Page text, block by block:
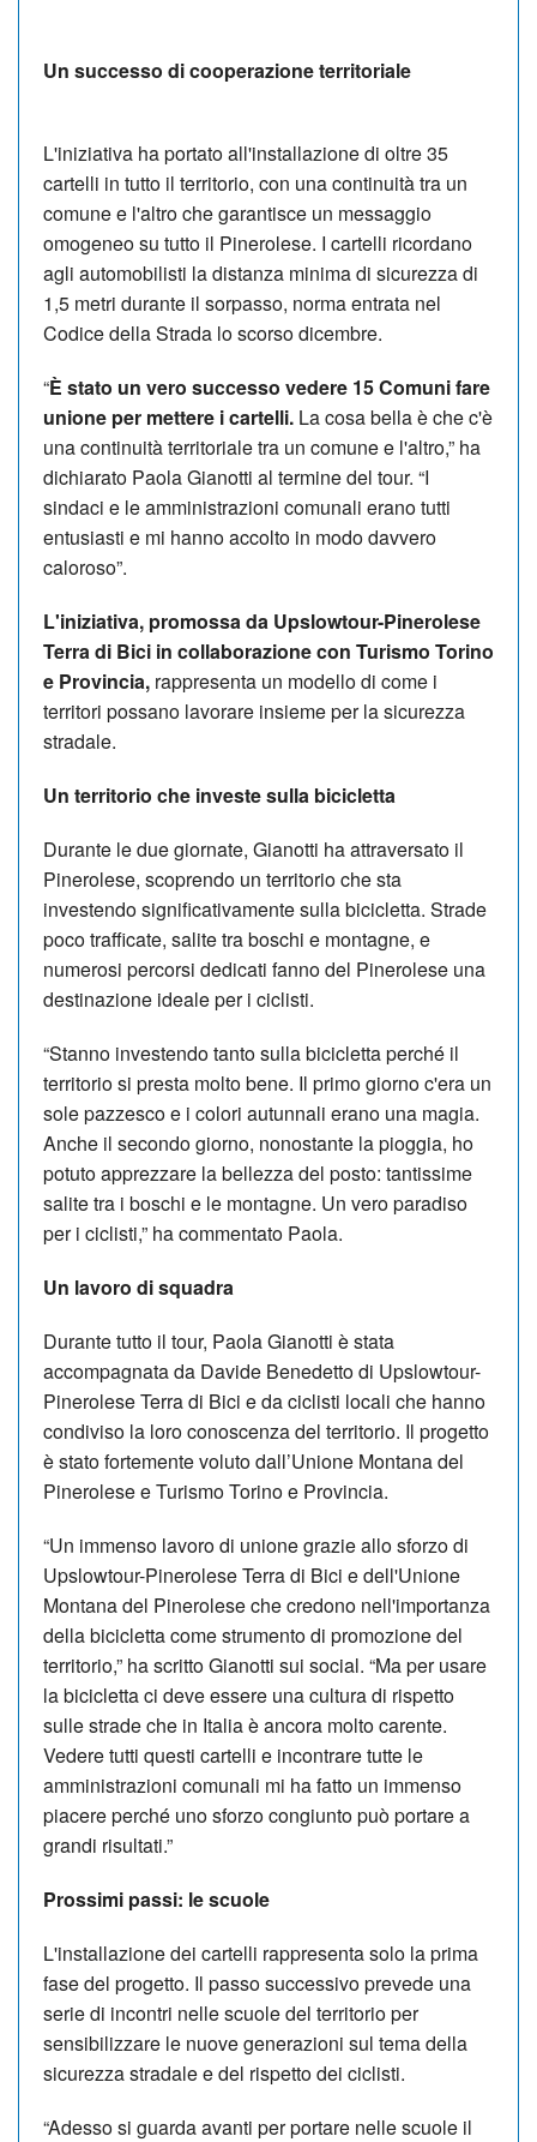
Un successo di cooperazione territoriale
L'iniziativa ha portato all'installazione di oltre 35
cartelli in tutto il territorio, con una continuità tra un
comune e l'altro che garantisce un messaggio
omogeneo su tutto il Pinerolese. I cartelli ricordano
agli automobilisti la distanza minima di sicurezza di
1,5 metri durante il sorpasso, norma entrata nel
Codice della Strada lo scorso dicembre.
“È stato un vero successo vedere 15 Comuni fare
unione per mettere i cartelli. La cosa bella è che c'è
una continuità territoriale tra un comune e l'altro,” ha
dichiarato Paola Gianotti al termine del tour. “I
sindaci e le amministrazioni comunali erano tutti
entusiasti e mi hanno accolto in modo davvero
caloroso”.
L'iniziativa, promossa da Upslowtour-Pinerolese
Terra di Bici in collaborazione con Turismo Torino
e Provincia, rappresenta un modello di come i
territori possano lavorare insieme per la sicurezza
stradale.
Un territorio che investe sulla bicicletta
Durante le due giornate, Gianotti ha attraversato il
Pinerolese, scoprendo un territorio che sta
investendo significativamente sulla bicicletta. Strade
poco trafficate, salite tra boschi e montagne, e
numerosi percorsi dedicati fanno del Pinerolese una
destinazione ideale per i ciclisti.
“Stanno investendo tanto sulla bicicletta perché il
territorio si presta molto bene. Il primo giorno c'era un
sole pazzesco e i colori autunnali erano una magia.
Anche il secondo giorno, nonostante la pioggia, ho
potuto apprezzare la bellezza del posto: tantissime
salite tra i boschi e le montagne. Un vero paradiso
per i ciclisti,” ha commentato Paola.
Un lavoro di squadra
Durante tutto il tour, Paola Gianotti è stata
accompagnata da Davide Benedetto di Upslowtour-
Pinerolese Terra di Bici e da ciclisti locali che hanno
condiviso la loro conoscenza del territorio. Il progetto
è stato fortemente voluto dall’Unione Montana del
Pinerolese e Turismo Torino e Provincia.
“Un immenso lavoro di unione grazie allo sforzo di
Upslowtour-Pinerolese Terra di Bici e dell'Unione
Montana del Pinerolese che credono nell'importanza
della bicicletta come strumento di promozione del
territorio,” ha scritto Gianotti sui social. “Ma per usare
la bicicletta ci deve essere una cultura di rispetto
sulle strade che in Italia è ancora molto carente.
Vedere tutti questi cartelli e incontrare tutte le
amministrazioni comunali mi ha fatto un immenso
piacere perché uno sforzo congiunto può portare a
grandi risultati.”
Prossimi passi: le scuole
L'installazione dei cartelli rappresenta solo la prima
fase del progetto. Il passo successivo prevede una
serie di incontri nelle scuole del territorio per
sensibilizzare le nuove generazioni sul tema della
sicurezza stradale e del rispetto dei ciclisti.
“Adesso si guarda avanti per portare nelle scuole il